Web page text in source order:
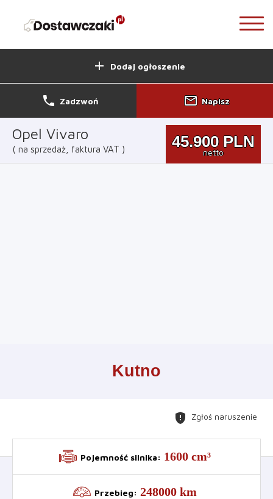
add Dodaj ogłoszenie
Opel Vivaro
na sprzedaż, faktura VAT 45.900 PLN
netto
Kutno
gpp_maybe Zgłoś naruszenie
Pojemność silnika: 1600 cm³
Przebieg: 248000 km
phone Zadzwoń mail_outline Napisz